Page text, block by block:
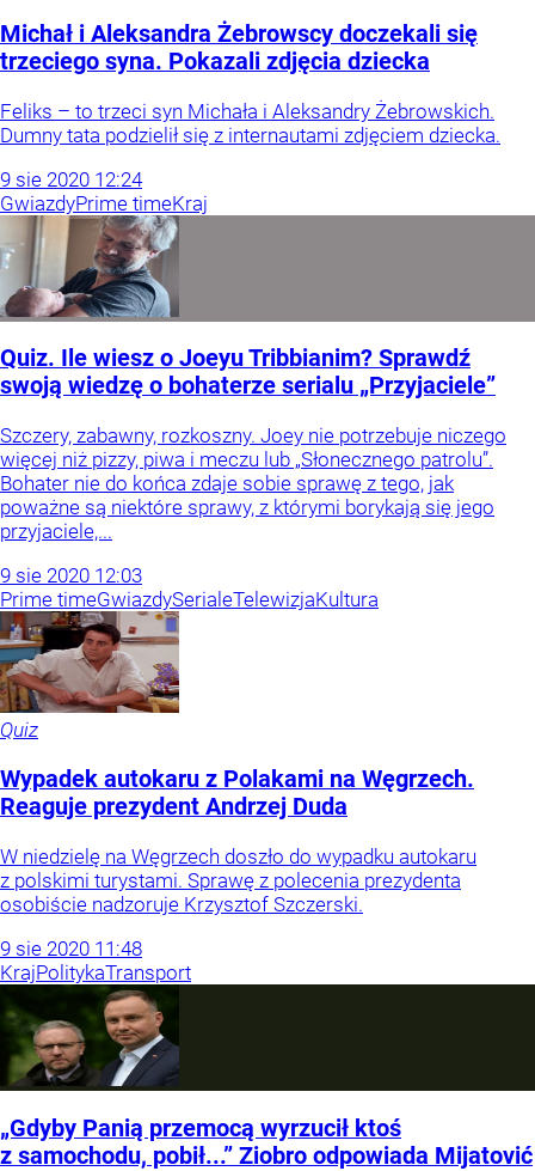
Michał i Aleksandra Żebrowscy doczekali się
trzeciego syna. Pokazali zdjęcia dziecka
Feliks – to trzeci syn Michała i Aleksandry Żebrowskich.
Dumny tata podzielił się z internautami zdjęciem dziecka.
9 sie 2020 12:24
GwiazdyPrime timeKraj
Quiz. Ile wiesz o Joeyu Tribbianim? Sprawdź
swoją wiedzę o bohaterze serialu „Przyjaciele”
Szczery, zabawny, rozkoszny. Joey nie potrzebuje niczego
więcej niż pizzy, piwa i meczu lub „Słonecznego patrolu”.
Bohater nie do końca zdaje sobie sprawę z tego, jak
poważne są niektóre sprawy, z którymi borykają się jego
przyjaciele,...
9 sie 2020 12:03
Prime timeGwiazdySerialeTelewizjaKultura
Quiz
Wypadek autokaru z Polakami na Węgrzech.
Reaguje prezydent Andrzej Duda
W niedzielę na Węgrzech doszło do wypadku autokaru
z polskimi turystami. Sprawę z polecenia prezydenta
osobiście nadzoruje Krzysztof Szczerski.
9 sie 2020 11:48
KrajPolitykaTransport
„Gdyby Panią przemocą wyrzucił ktoś
z samochodu, pobił...” Ziobro odpowiada Mijatović